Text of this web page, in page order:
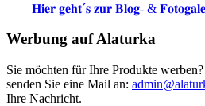
𝐇𝐢𝐞𝐫 𝐠𝐞𝐡𝐭´𝐬 𝐳𝐮𝐫 𝐁𝐥𝐨𝐠- &
Werbung auf Alaturka
Sie möchten für Ihre Produkte werben?
senden Sie eine Mail an:
Ihre Nachricht.